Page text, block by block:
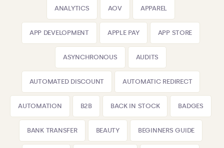
ANALYTICS AOV APPAREL
APP DEVELOPMENT APPLE PAY APP STORE
ASYNCHRONOUS AUDITS
AUTOMATED DISCOUNT AUTOMATIC REDIRECT
AUTOMATION B2B BACK IN STOCK BADGES
BANK TRANSFER BEAUTY BEGINNERS GUIDE